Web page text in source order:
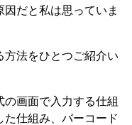
だと私は思っていま
方法をひとつご紹介い
の画面で入力する仕組
仕組み、バーコード